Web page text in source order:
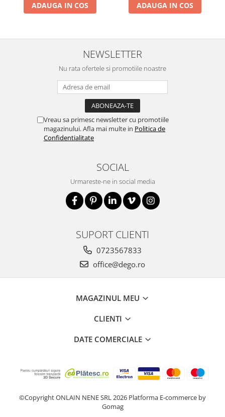
ADAUGA IN COS ADAUGA IN COS
NEWSLETTER
Nu rata ofertele si promotiile noastre
Vreau sa primesc newsletter cu promotiile
magazinului. Afla mai multe in Politica de
Confidentialitate
SOCIAL
Urmareste-ne in social media
SUPORT CLIENTI
0723567833
office@dego.ro
MAGAZINUL MEU
CLIENTI
DATE COMERCIALE
©Copyright ONLAIN NENE SRL 2026 Platforma E-commerce by
Gomag